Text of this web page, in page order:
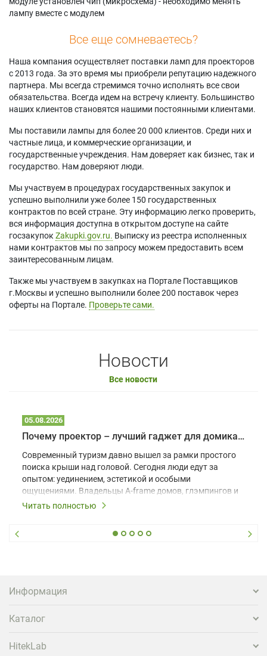
лампу вместе с модулем
Все еще сомневаетесь?
Наша компания осуществляет поставки ламп для проекторов
с 2013 года. За это время мы приобрели репутацию надежного
партнера. Мы всегда стремимся точно исполнять все свои
обязательства. Всегда идем на встречу клиенту. Большинство
наших клиентов становятся нашими постоянными клиентами.
Мы поставили лампы для более 20 000 клиентов. Среди них и
частные лица, и коммерческие организации, и
государственные учреждения. Нам доверяет как бизнес, так и
государство. Нам доверяют люди.
Мы участвуем в процедурах государственных закупок и
успешно выполнили уже более 150 государственных
контрактов по всей стране. Эту информацию легко проверить,
вся информация доступна в открытом доступе на сайте
госзакупок Zakupki.gov.ru. Выписку из реестра исполненных
нами контрактов мы по запросу можем предоставить всем
заинтересованным лицам.
Также мы участвуем в закупках на Портале Поставщиков
г.Москвы и успешно выполнили более 200 поставок через
оферты на Портале. Проверьте сами.
Новости
Все новости
05.08.2026
Почему проектор – лучший гаджет для домика в глэмпинге
Современный туризм давно вышел за рамки простого
поиска крыши над головой. Сегодня люди едут за
опытом: уединением, эстетикой и особыми
ощущениями. Владельцы A-frame домов, глэмпингов и
шале понимают, что конкуренция растет, и
вернуться и поделиться впечатлениями в соцсетях,
проектора.
Читать полностью
Информация
Каталог
HitekLab